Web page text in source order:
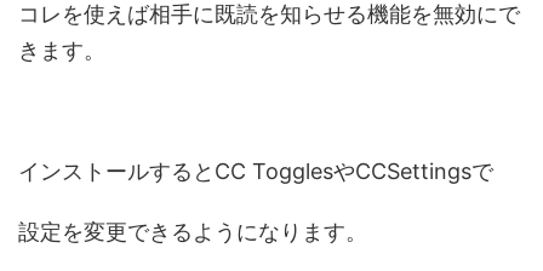
コレを使えば相手に既読を知らせる機能を無効にで
きます。
インストールするとCC TogglesやCCSettingsで
設定を変更できるようになります。